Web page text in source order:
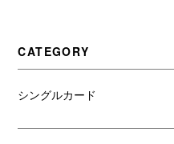
CATEGORY
シングルカード